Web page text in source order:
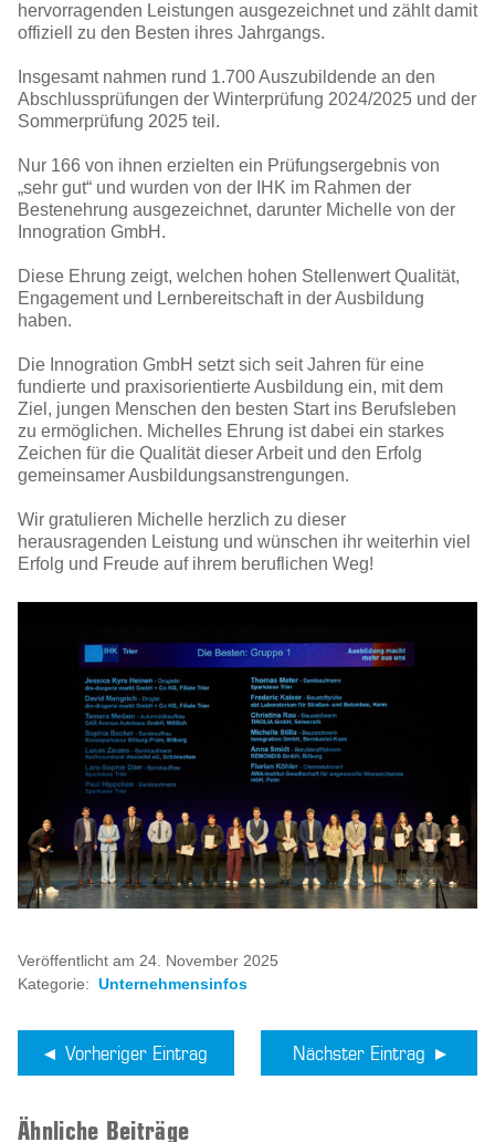
hervorragenden Leistungen ausgezeichnet und zählt damit
offiziell zu den Besten ihres Jahrgangs.
Insgesamt nahmen rund 1.700 Auszubildende an den
Abschlussprüfungen der Winterprüfung 2024/2025 und der
Sommerprüfung 2025 teil.
Nur 166 von ihnen erzielten ein Prüfungsergebnis von
„sehr gut“ und wurden von der IHK im Rahmen der
Bestenehrung ausgezeichnet, darunter Michelle von der
Innogration GmbH.
Diese Ehrung zeigt, welchen hohen Stellenwert Qualität,
Engagement und Lernbereitschaft in der Ausbildung
haben.
Die Innogration GmbH setzt sich seit Jahren für eine
fundierte und praxisorientierte Ausbildung ein, mit dem
Ziel, jungen Menschen den besten Start ins Berufsleben
zu ermöglichen. Michelles Ehrung ist dabei ein starkes
Zeichen für die Qualität dieser Arbeit und den Erfolg
gemeinsamer Ausbildungsanstrengungen.
Wir gratulieren Michelle herzlich zu dieser
herausragenden Leistung und wünschen ihr weiterhin viel
Erfolg und Freude auf ihrem beruflichen Weg!
Veröffentlicht am 24. November 2025
Kategorie: Unternehmensinfos
Vorheriger Eintrag Nächster Eintrag
Ähnliche Beiträge